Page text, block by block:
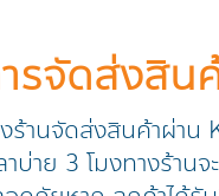
รจัดส่งสิน
ร้านจัดส่งสินค้าผ่าน
าบ่าย 3 โมงทางร้า